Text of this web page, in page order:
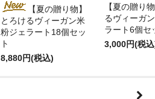
【夏の贈り物】
とろけるヴィーガン米
粉ジェラート18個セッ
ト
8,880円(税込)
【夏の贈り
るヴィーガ
ラート6個セ
3,000円(税